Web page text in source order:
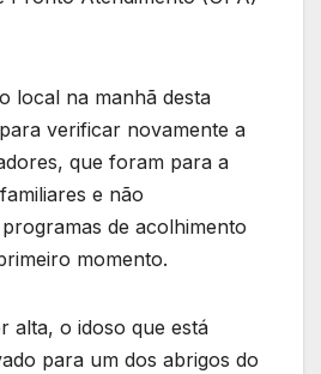
local na manhã desta
verificar novamente a
que foram para a
e não
de acolhimento
momento.
alta, o idoso que está
para um dos abrigos do